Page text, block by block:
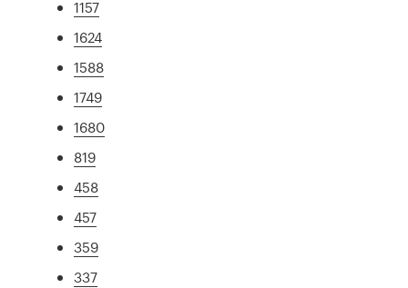
1157
1624
1588
1749
1680
819
458
457
359
337